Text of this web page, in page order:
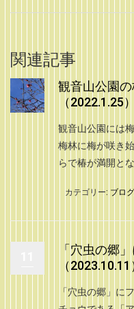
関連記事
観音山公園
（2022.1.25）
観音山公園には
梅林に梅が咲き
らで椿が満開と
カテゴリー: ブログ
「穴虫の郷
（2023.10.11
「穴虫の郷」に